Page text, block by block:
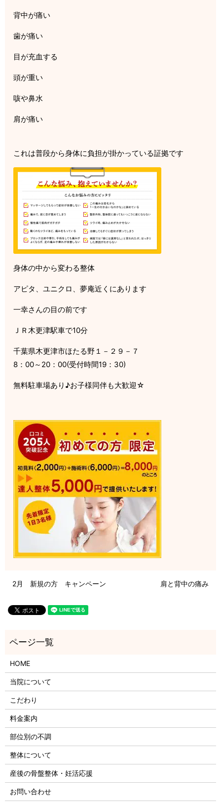
背中が痛い
歯が痛い
目が充血する
頭が重い
咳や鼻水
肩が痛い
これは普段から身体に負担が掛かっている証拠です
身体の中から変わる整体
アピタ、ユニクロ、夢庵近くにあります
一幸さんの目の前です
ＪＲ木更津駅車で10分
千葉県木更津市ほたる野１－２９－７
8：00～20：00(受付時間19：30)
無料駐車場あり♪お子様同伴も大歓迎☆
2月 新規の方 キャンペーン 肩と背中の痛み
HOME
当院について
こだわり
料金案内
部位別の不調
整体について
産後の骨盤整体・妊活応援
お問い合わせ